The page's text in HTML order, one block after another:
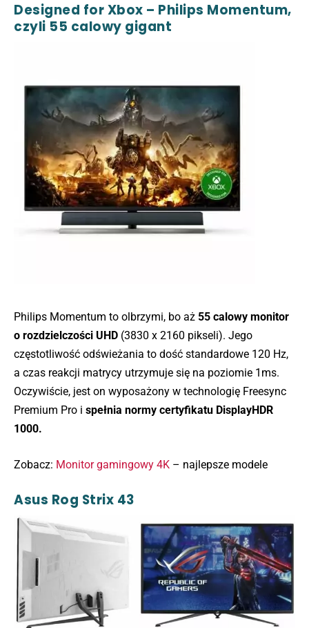
Designed for Xbox – Philips Momentum,
czyli 55 calowy gigant
Philips Momentum to olbrzymi, bo aż 55 calowy monitor
o rozdzielczości UHD (3830 x 2160 pikseli). Jego
częstotliwość odświeżania to dość standardowe 120 Hz,
a czas reakcji matrycy utrzymuje się na poziomie 1ms.
Oczywiście, jest on wyposażony w technologię Freesync
Premium Pro i spełnia normy certyfikatu DisplayHDR
1000.
Zobacz: Monitor gamingowy 4K – najlepsze modele
Asus Rog Strix 43